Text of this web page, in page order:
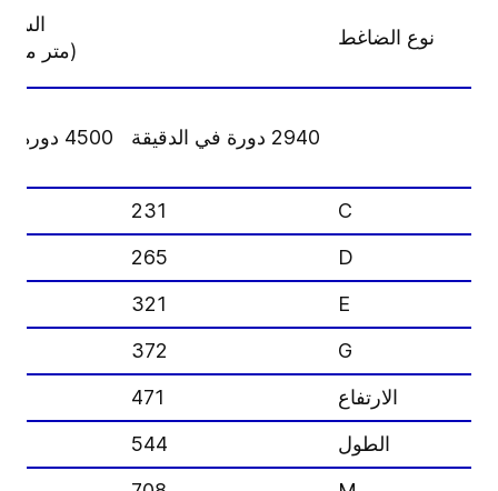
نوع الضاغط
(متر
2940 دورة في الدقيقة 4500 دورة في الدقيقة
C
231
D
265
E
321
G
372
الارتفاع
471
الطول
544